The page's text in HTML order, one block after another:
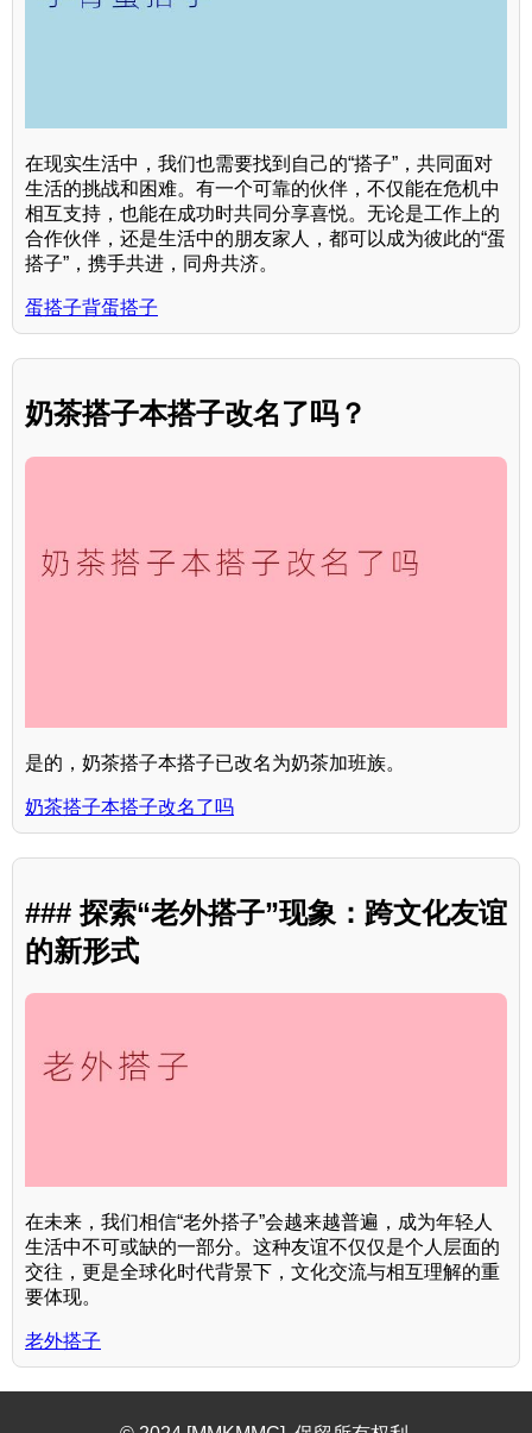
在现实生活中，我们也需要找到自己的“搭子”，共同面对
生活的挑战和困难。有一个可靠的伙伴，不仅能在危机中
相互支持，也能在成功时共同分享喜悦。无论是工作上的
合作伙伴，还是生活中的朋友家人，都可以成为彼此的“蛋
搭子”，携手共进，同舟共济。
蛋搭子背蛋搭子
奶茶搭子本搭子改名了吗？
是的，奶茶搭子本搭子已改名为奶茶加班族。
奶茶搭子本搭子改名了吗
### 探索“老外搭子”现象：跨文化友谊
的新形式
在未来，我们相信“老外搭子”会越来越普遍，成为年轻人
生活中不可或缺的一部分。这种友谊不仅仅是个人层面的
交往，更是全球化时代背景下，文化交流与相互理解的重
要体现。
老外搭子